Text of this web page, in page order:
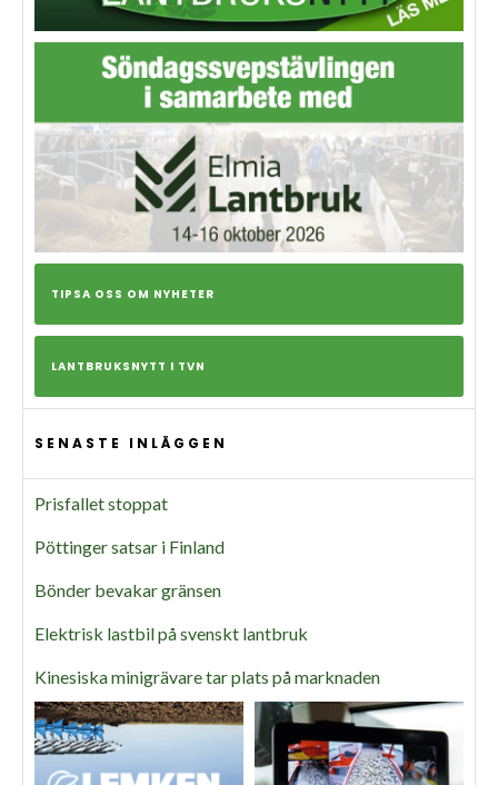
TIPSA OSS OM NYHETER
LANTBRUKSNYTT I TVN
SENASTE INLÄGGEN
Prisfallet stoppat
Pöttinger satsar i Finland
Bönder bevakar gränsen
Elektrisk lastbil på svenskt lantbruk
Kinesiska minigrävare tar plats på marknaden